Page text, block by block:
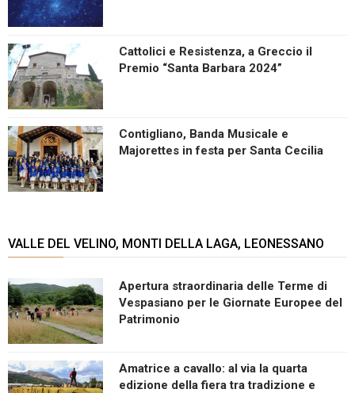
Cattolici e Resistenza, a Greccio il
Premio “Santa Barbara 2024”
Contigliano, Banda Musicale e
Majorettes in festa per Santa Cecilia
VALLE DEL VELINO, MONTI DELLA LAGA, LEONESSANO
Apertura straordinaria delle Terme di
Vespasiano per le Giornate Europee del
Patrimonio
Amatrice a cavallo: al via la quarta
edizione della fiera tra tradizione e